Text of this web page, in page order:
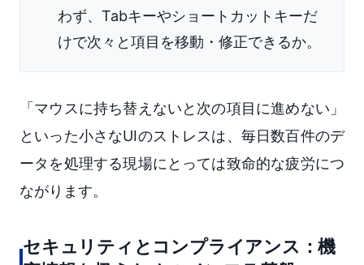
わず、Tabキーやショートカットキーだ
けで次々と項目を移動・修正できるか。
「マウスに持ち替えないと次の項目に進めない」
といった小さなUIのストレスは、毎日数百件のデ
ータを処理する現場にとっては致命的な疲労につ
ながります。
セキュリティとコンプライアンス：機